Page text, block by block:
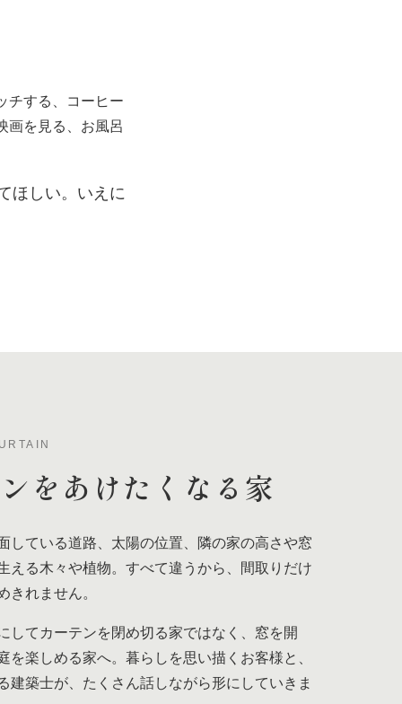
チする、コーヒー
画を見る、お風呂
ほしい。いえに
を あけたくなる家
している道路、太陽の位置、隣の家の高さや窓
える木々や植物。すべて違うから、間取りだけ
きれません。
してカーテンを閉め切る家ではなく、窓を開
を楽しめる家へ。暮らしを思い描くお客様と、
建築士が、たくさん話しながら形にしていきま